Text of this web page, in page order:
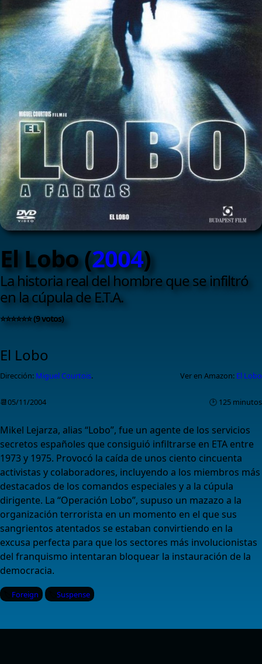
El Lobo (2004)
La historia real del hombre que se infiltró
en la cúpula de E.T.A.
⭐⭐⭐⭐⭐⭐ (9 votos)
El Lobo
Dirección: Miguel Courtois. Ver en Amazon: El Lobo
📆05/11/2004 🕑 125 minutos
Mikel Lejarza, alias “Lobo”, fue un agente de los servicios
secretos españoles que consiguió infiltrarse en ETA entre
1973 y 1975. Provocó la caída de unos ciento cincuenta
activistas y colaboradores, incluyendo a los miembros más
destacados de los comandos especiales y a la cúpula
dirigente. La “Operación Lobo”, supuso un mazazo a la
organización terrorista en un momento en el que sus
sangrientos atentados se estaban convirtiendo en la
excusa perfecta para que los sectores más involucionistas
del franquismo intentaran bloquear la instauración de la
democracia.
Foreign Suspense